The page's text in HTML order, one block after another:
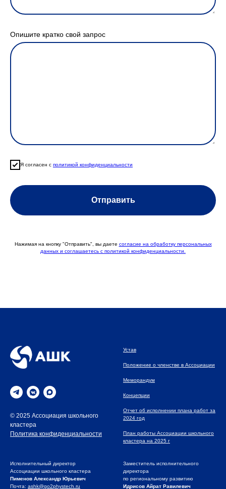
Опишите кратко свой запрос
Я согласен с политикой конфиденциальности
Отправить
Нажимая на кнопку "Отправить", вы даете согласие на обработку персональных
данных и соглашаетесь c политикой конфиденциальности.
© 2025 Ассоциация школьного
кластера
Политика конфиденциальности
Устав
Положение о членстве в Ассоциации
Меморандум
Концепции
Отчет об исполнении плана работ за
2024 год
План работы Ассоциации школьного
кластера на 2025 г
Исполнительный директор
Ассоциации школьного кластера
Пименов Александр Юрьевич
Почта: ashk@go2phystech.ru
Заместитель исполнительного
директора
по региональному развитию
Идрисов Айрат Равилевич